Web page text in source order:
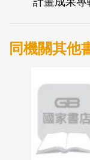
同機關其他